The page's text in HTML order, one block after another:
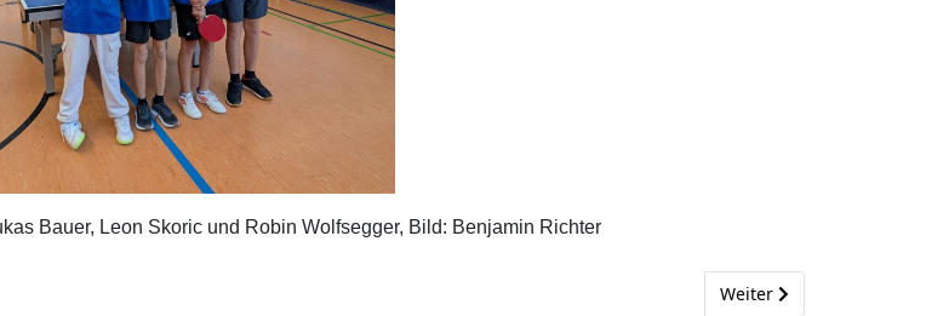
Bauer, Leon Skoric und Robin Wolfsegger, Bild: Benjamin Richter
Nächster Beitrag:
Weiter